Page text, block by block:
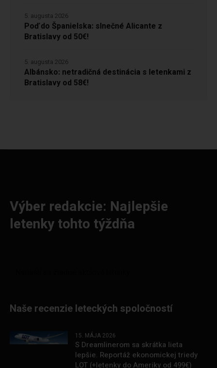
Poď do Španielska: slnečné Alicante z
Bratislavy od 50€!
5. augusta 2026
Albánsko: netradičná destinácia s letenkami z
Bratislavy od 58€!
5. augusta 2026
Výber redakcie: Najlepšie
letenky tohto týždňa
Naše recenzie leteckých spoločností
15. MÁJA 2026
S Dreamlinerom sa skrátka lieta
lepšie. Reportáž ekonomickej triedy
LOT (+letenky do Ameriky od 499€)